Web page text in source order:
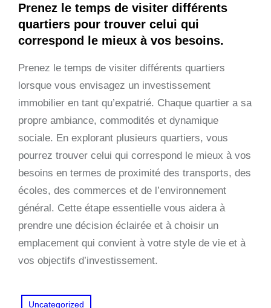
Prenez le temps de visiter différents
quartiers pour trouver celui qui
correspond le mieux à vos besoins.
Prenez le temps de visiter différents quartiers
lorsque vous envisagez un investissement
immobilier en tant qu’expatrié. Chaque quartier a sa
propre ambiance, commodités et dynamique
sociale. En explorant plusieurs quartiers, vous
pourrez trouver celui qui correspond le mieux à vos
besoins en termes de proximité des transports, des
écoles, des commerces et de l’environnement
général. Cette étape essentielle vous aidera à
prendre une décision éclairée et à choisir un
emplacement qui convient à votre style de vie et à
vos objectifs d’investissement.
Uncategorized